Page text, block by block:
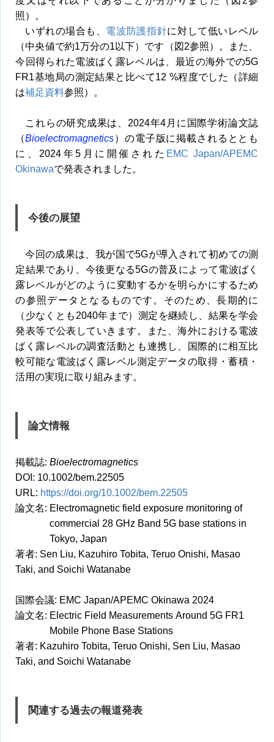
照）。
いずれの場合も、 電波防護指針に対して低いレベル
（中央値で約1万分の1以下）です（図2参照）。また、
今回得られた電波ばく露レベルは、最近の海外での5G
FR1基地局の測定結果と比べて12 %程度でした（詳細
は補足資料参照）。
これらの研究成果は、2024年4月に国際学術論文誌
（Bioelectromagnetics）の電子版に掲載されるととも
に、2024年5月に開催された EMC Japan/APEMC
Okinawaで発表されました。
今後の展望
今回の成果は、我が国で5Gが導入されて初めての測
定結果であり、今後更なる5Gの普及によって電波ばく
露レベルがどのように変動するかを明らかにするため
の参照データとなるものです。そのため、長期的に
（少なくとも2040年まで）測定を継続し、結果を学会
発表等で公表していきます。また、海外における電波
ばく露レベルの調査活動とも連携し、国際的に相互比
較可能な電波ばく露レベル測定データの取得・蓄積・
活用の実現に取り組みます。
論文情報
掲載誌:Bioelectromagnetics
DOI: 10.1002/bem.22505
URL: https://doi.org/10.1002/bem.22505
論文名: Electromagnetic field exposure monitoring of
commercial 28 GHz Band 5G base stations in
Tokyo, Japan
著者: Sen Liu, Kazuhiro Tobita, Teruo Onishi, Masao
Taki, and Soichi Watanabe
国際会議: EMC Japan/APEMC Okinawa 2024
論文名: Electric Field Measurements Around 5G FR1
Mobile Phone Base Stations
著者: Kazuhiro Tobita, Teruo Onishi, Sen Liu, Masao
Taki, and Soichi Watanabe
関連する過去の報道発表